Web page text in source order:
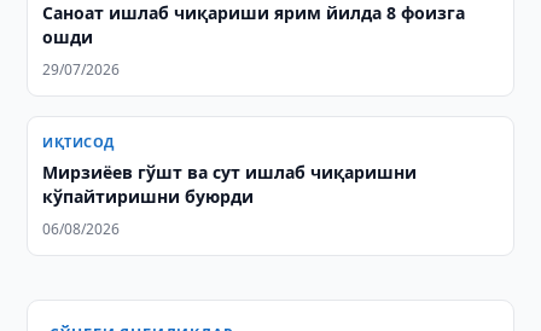
Саноат ишлаб чиқариши ярим йилда 8 фоизга
ошди
29/07/2026
ИҚТИСОД
Мирзиёев гўшт ва сут ишлаб чиқаришни
кўпайтиришни буюрди
06/08/2026